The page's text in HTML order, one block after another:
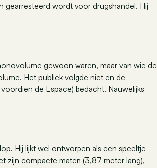
gearresteerd wordt voor drugshandel. Hij
gewoon waren, maar van wie de
Het publiek volgde niet en de
de Espace) bedacht. Nauwelijks
Hij lijkt wel ontworpen als een speeltje
zijn compacte maten (3,87 meter lang),